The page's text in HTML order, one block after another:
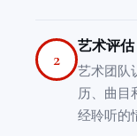
2
艺术评估
艺术团队
历、曲目
经聆听的